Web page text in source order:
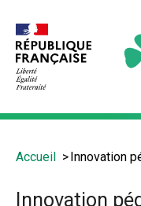
contenu
principal
Vous
Accueil Innovation
Innovation